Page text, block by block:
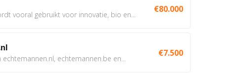
vooral gebruikt voor innovatie, bio en...
€80.000
echtemannen.be en...
€7.500